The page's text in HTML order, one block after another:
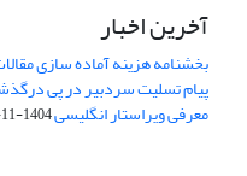
آخرین اخبار
بخشنامه هزینه آماده سازی مقالات
پیام تسلیت سردبیر در پی
معرفی ویراستار انگلیسی1404-11-30